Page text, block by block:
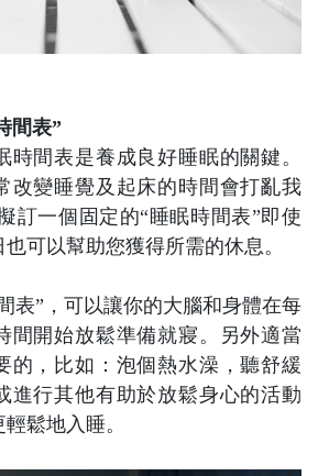
間表”
時間表是養成良好睡眠的關鍵。
改變睡覺及起床的時間會打亂我
訂一個固定的“睡眠時間表”即使
可以幫助您獲得所需的休息。
表”，可以讓你的大腦和身體在每
間開始放鬆準備就寢。另外適當
的，比如：泡個熱水澡，聽舒緩
進行其他有助於放鬆身心的活動
鬆地入睡。